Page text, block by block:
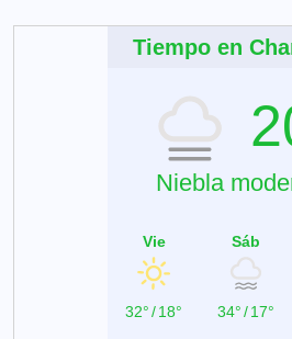
Tiempo en
Niebla
Vie
32°/18°
Sáb
34°/17°